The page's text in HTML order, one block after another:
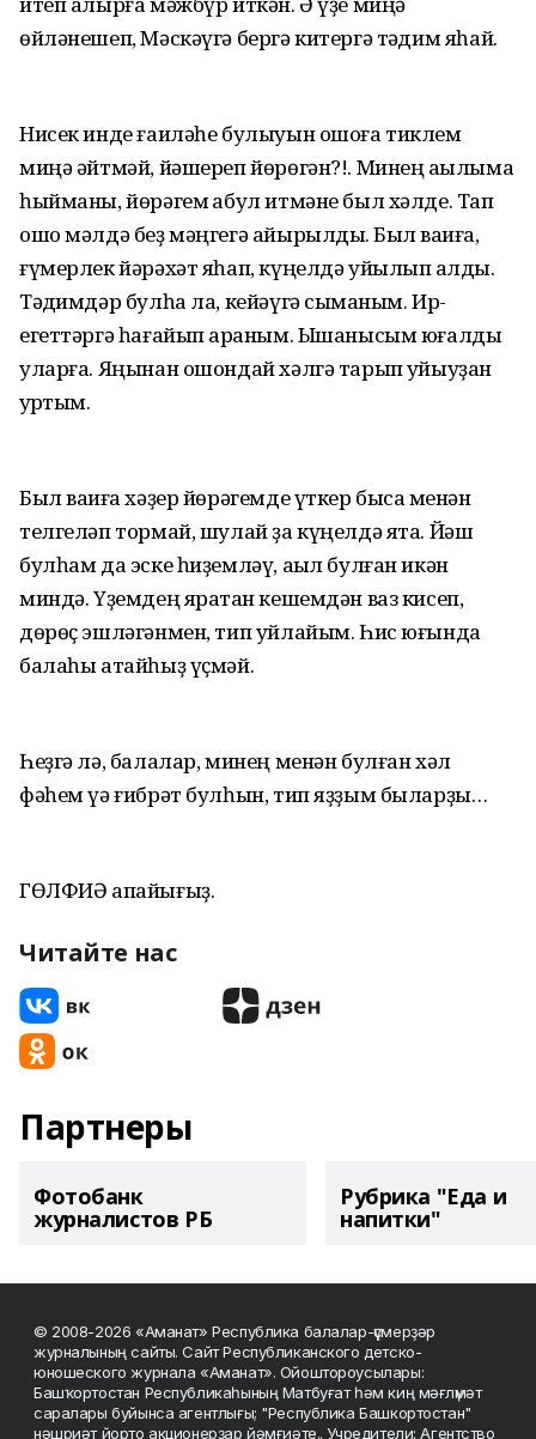
өйләнешеп, Мәскәүгә бергә китергә тәҡдим яһай.
Нисек инде ғаиләһе булыуын ошоға тиклем
миңә әйтмәй, йәшереп йөрөгән?!. Минең аҡылыма
һыйманы, йөрәгем ҡабул итмәне был хәлде. Тап
ошо мәлдә беҙ мәңгегә айырылдыҡ. Был ваҡиға,
ғүмерлек йәрәхәт яһап, күңелдә уйылып ҡалды.
Тәҡдимдәр булһа ла, кейәүгә сыҡманым. Ир-
егеттәргә һағайып ҡараным. Ышанысым юғалды
уларға. Яңынан ошондай хәлгә тарып ҡуйыуҙан
ҡурҡтым.
Был ваҡиға хәҙер йөрәгемде үткер бысаҡ менән
телгеләп тормай, шулай ҙа күңелдә ята. Йәш
булһам да эске һиҙемләү, аҡыл булған икән
миндә. Үҙемдең яратҡан кешемдән ваз кисеп,
дөрөҫ эшләгәнмен, тип уйлайым. Һис юғында
балаһы атайһыҙ үҫмәй.
Һеҙгә лә, балалар, минең менән булған хәл
фәһем үә ғибрәт булһын, тип яҙҙым быларҙы…
ГӨЛФИӘ апайығыҙ.
Читайте нас
Партнеры
Фотобанк
журналистов РБ
Рубрика "Еда и
напитки"
© 2008-2026 «Аманат» Республика балалар-үҫмерҙәр
журналының сайты. Сайт Республиканского детско-
юношеского журнала «Аманат». Ойоштороусылары:
Башҡортостан Республикаһының Матбуғат һәм киң мәғлүмәт
саралары буйынса агентлығы; "Республика Башкортостан"
нәшриәт йорто акционерҙар йәмғиәте.. Учредители: Агентство